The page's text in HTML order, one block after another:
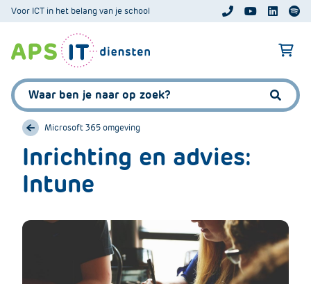
Voor ICT in het belang van je school
Zoeken:
A
s
.
F
.
C
Microsoft 365 omgeving
Inrichting en advies:
Intune